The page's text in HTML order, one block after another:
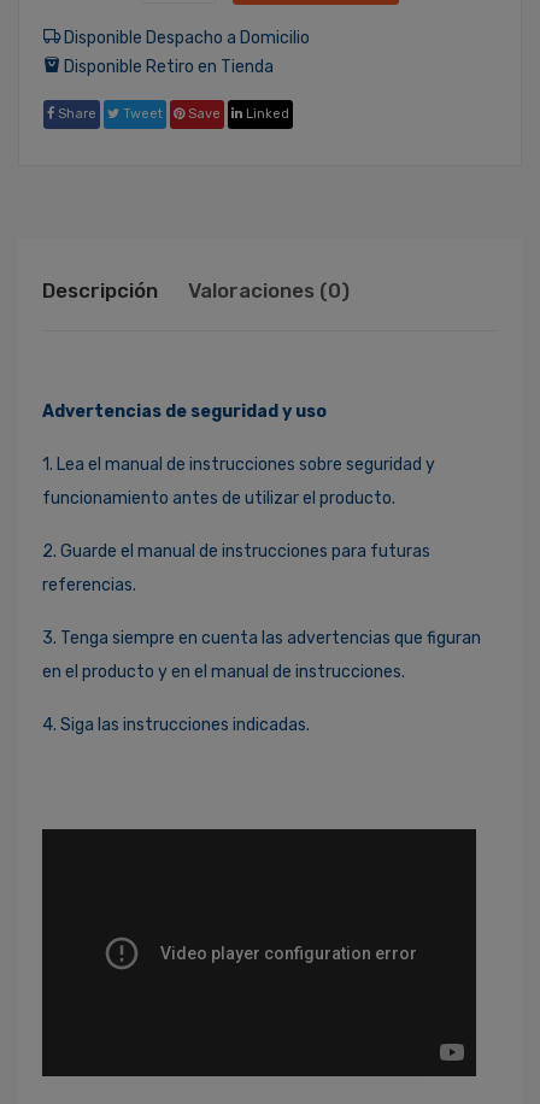
Disponible Despacho a Domicilio
Disponible Retiro en Tienda
Share Tweet Save Linked
Descripción Valoraciones (0)
Advertencias de seguridad y uso
1. Lea el manual de instrucciones sobre seguridad y
funcionamiento antes de utilizar el producto.
2. Guarde el manual de instrucciones para futuras
referencias.
3. Tenga siempre en cuenta las advertencias que figuran
en el producto y en el manual de instrucciones.
4. Siga las instrucciones indicadas.